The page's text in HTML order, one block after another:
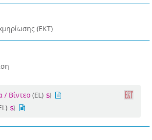
(ΕΚΤ)
/ Βίντεο (EL)